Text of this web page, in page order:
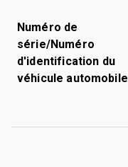
Numéro de
série/Numéro
d'identification du
véhicule automobile